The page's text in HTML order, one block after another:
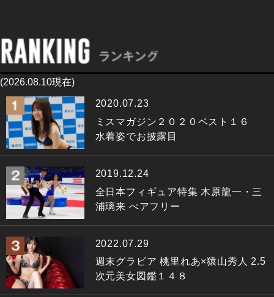
(2026.08.10現在)
2020.07.23
ミスマガジン２０２０ベスト１６
水着姿でお披露目
2019.12.24
全日本フィギュア特集 木原龍一・三
浦璃来 ぺアフリー
2022.07.29
週末グラビア 桃里れあ×猿山秀人 2.5
次元美女図鑑１４８